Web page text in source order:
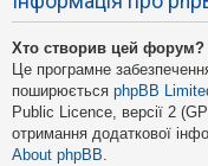
Хто створив цей форум?
Це програмне
поширюється phpBB
Public Licence, версії 2
отримання додаткової
About phpBB.